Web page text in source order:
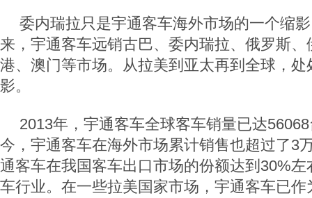
委内瑞拉只是宇通客车海外市场的一个缩
来，宇通客车远销古巴、委内瑞拉、俄罗斯
港、澳门等市场。从拉美到亚太再到全球，
影。
2013年，宇通客车全球客车销量已达
今，宇通客车在海外市场累计销售也超过了3
通客车在我国客车出口市场的份额达到30%
车行业。在一些拉美国家市场，宇通客车已